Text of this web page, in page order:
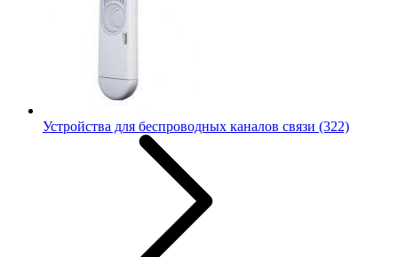
Устройства для беспроводных каналов связи (322)